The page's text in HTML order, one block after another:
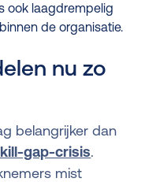
ook laagdrempelig
de organisatie.
nu zo
belangrijker dan
gap-crisis.
mist